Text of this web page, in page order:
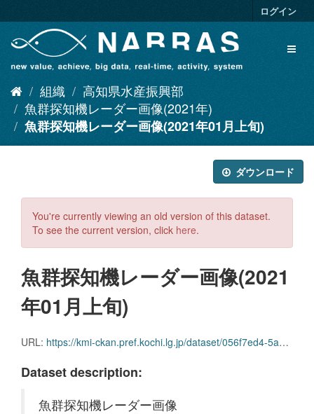
キ
ログイン
組織
高知県水産振興部
魚群探知機レーダー画像(2021年)
魚群探知機レーダー画像(2021年01月上旬)
ダウンロード
You're currently viewing an old version of this dataset.
To see the current version, click here.
魚群探知機レーダー画像(2021
年01月上旬)
URL: https://kmi-ckan.pref.kochi.lg.jp/dataset/056f7ed4-5a07-486a-8b65-ec28e5eeb0b5/resource/035ed1d8-a913-4234-a67b-ad1dc581f95f/download/gyoguntanchikireedaagazou2021nen01-joujun.zip
Dataset description:
魚群探知機レーダー画像